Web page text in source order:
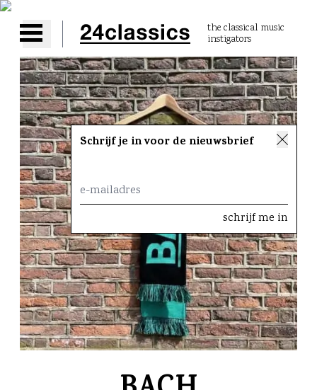
Open main menu
the classical music
instigators
Schrijf je in voor de nieuwsbrief